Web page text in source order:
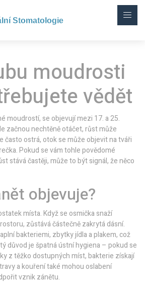
moudrosti
vědět
moudrostí, se objevují mezi 17. a 25.
začnou nechtěně otáčet, růst může
často ostrá, otok se může objevit na tváři
Pokud se vám tohle povědomé
stává častěji, může to být signál, že něco
objevuje?
místa. Když se osmička snaží
zůstává částečně zakrytá dásní.
bakteriemi, zbytky jídla a plakem, což
důvod je špatná ústní hygiena – pokud se
z těžko dostupných míst, bakterie získají
a kouření také mohou oslabení
vznik zánětu.